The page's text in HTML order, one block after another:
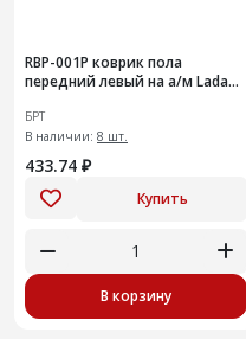
RВР-001Р коврик пола
передний левый на а/м Lada
БРТ
В наличии: 8 шт.
433.74 ₽
Купить
В корзину